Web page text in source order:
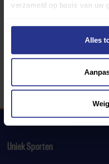
verzameld op basis van uw
Alles
Uniek Sporten